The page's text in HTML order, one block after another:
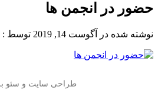
حضور در انجمن ها
نوشته شده در آگوست 14, 2019 توسط :